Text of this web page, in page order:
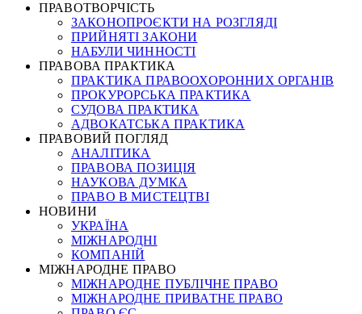
ПРАВОТВОРЧІСТЬ
ЗАКОНОПРОЄКТИ НА РОЗГЛЯДІ
ПРИЙНЯТІ ЗАКОНИ
НАБУЛИ ЧИННОСТІ
ПРАВОВА ПРАКТИКА
ПРАКТИКА ПРАВООХОРОННИХ ОРГАНІВ
ПРОКУРОРСЬКА ПРАКТИКА
СУДОВА ПРАКТИКА
АДВОКАТСЬКА ПРАКТИКА
ПРАВОВИЙ ПОГЛЯД
АНАЛІТИКА
ПРАВОВА ПОЗИЦІЯ
НАУКОВА ДУМКА
ПРАВО В МИСТЕЦТВІ
НОВИНИ
УКРАЇНА
МІЖНАРОДНІ
КОМПАНІЙ
МІЖНАРОДНЕ ПРАВО
МІЖНАРОДНЕ ПУБЛІЧНЕ ПРАВО
МІЖНАРОДНЕ ПРИВАТНЕ ПРАВО